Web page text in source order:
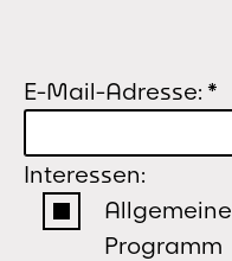
E-Mail-Adresse: *
Interessen:
Programm